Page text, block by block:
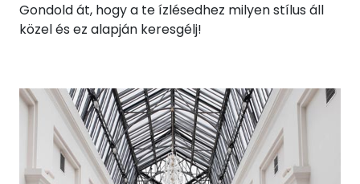
Gondold át, hogy a te ízlésedhez milyen stílus áll
közel és ez alapján keresgélj!